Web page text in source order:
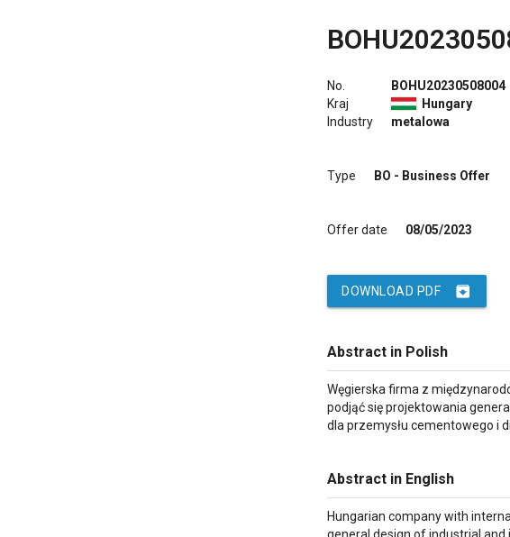
No.
Kraj
Industry
BOHU20230508004
Hungary
metalowa
Type BO - Business Offer
Offer date 08/05/2023
archive
DOWNLOAD PDF
Abstract in Polish
Węgierska firma z
podjąć się projektowania
dla przemysłu cementowego i
Abstract in English
Hungarian company with